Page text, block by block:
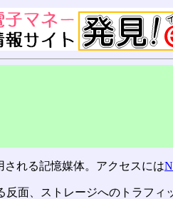
される記憶媒体。アクセスには
面、ストレージへのトラフ